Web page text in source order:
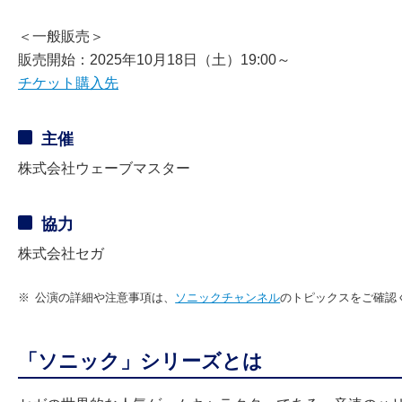
＜一般販売＞
販売開始：2025年10月18日（土）19:00～
チケット購入先
主催
株式会社ウェーブマスター
協力
株式会社セガ
※ 公演の詳細や注意事項は、 ソニックチャンネルのトピックスをご確認
「ソニック」シリーズとは